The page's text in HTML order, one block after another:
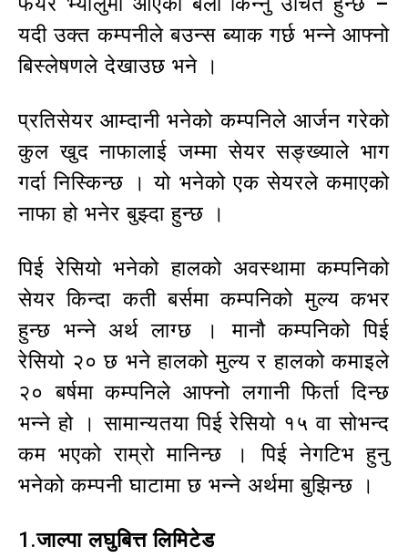
यदी उक्त कम्पनीले बउन्स ब्याक गर्छ भन्ने आफ्नो
बिस्लेषणले देखाउछ भने ।
प्रतिसेयर आम्दानी भनेको कम्पनिले आर्जन गरेको
कुल खुद नाफालाई जम्मा सेयर सङ्ख्याले भाग
गर्दा निस्किन्छ । यो भनेको एक सेयरले कमाएको
नाफा हो भनेर बुझ्दा हुन्छ ।
पिई रेसियो भनेको हालको अवस्थामा कम्पनिको
सेयर किन्दा कती बर्समा कम्पनिको मुल्य कभर
हुन्छ भन्ने अर्थ लाग्छ । मानौ कम्पनिको पिई
रेसियो २० छ भने हालको मुल्य र हालको कमाइले
२० बर्षमा कम्पनिले आफ्नो लगानी फिर्ता दिन्छ
भन्ने हो । सामान्यतया पिई रेसियो १५ वा सोभन्द
कम भएको राम्रो मानिन्छ । पिई नेगटिभ हुनु
भनेको कम्पनी घाटामा छ भन्ने अर्थमा बुझिन्छ ।
1.जाल्पा लघुबित्त लिमिटेड